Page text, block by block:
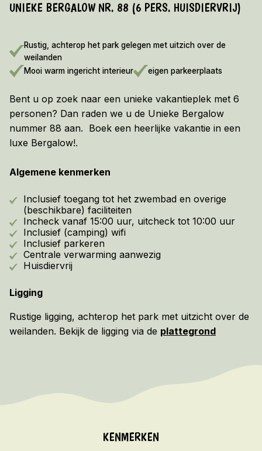
Informatie
VROEGBOEKVOORDEEL 2026/2027!
UNIEKE BERGALOW NR. 88 (6 PERS. HUISDIERVRIJ)
Rustig, achterop het park gelegen met uitzich over de
weilanden
Mooi warm ingericht interieur
eigen parkeerplaats
Bent u op zoek naar een unieke vakantieplek met 6
personen? Dan raden we u de Unieke Bergalow
nummer 88 aan. Boek een heerlijke vakantie in een
luxe Bergalow!.
Algemene kenmerken
Inclusief toegang tot het zwembad en overige
(beschikbare) faciliteiten
Incheck vanaf 15:00 uur, uitcheck tot 10:00 uur
Inclusief (camping) wifi
Inclusief parkeren
Centrale verwarming aanwezig
Huisdiervrij
Ligging
Rustige ligging, achterop het park met uitzicht over de
weilanden. Bekijk de ligging via de plattegrond
KENMERKEN